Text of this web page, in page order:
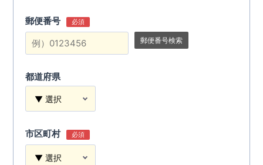
郵便番号 必須
郵便番号検索
都道府県
市区町村 必須